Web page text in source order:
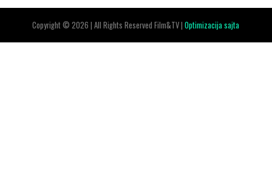
Copyright © 2026 | All Rights Reserved Film&TV |Optimizacija sajta